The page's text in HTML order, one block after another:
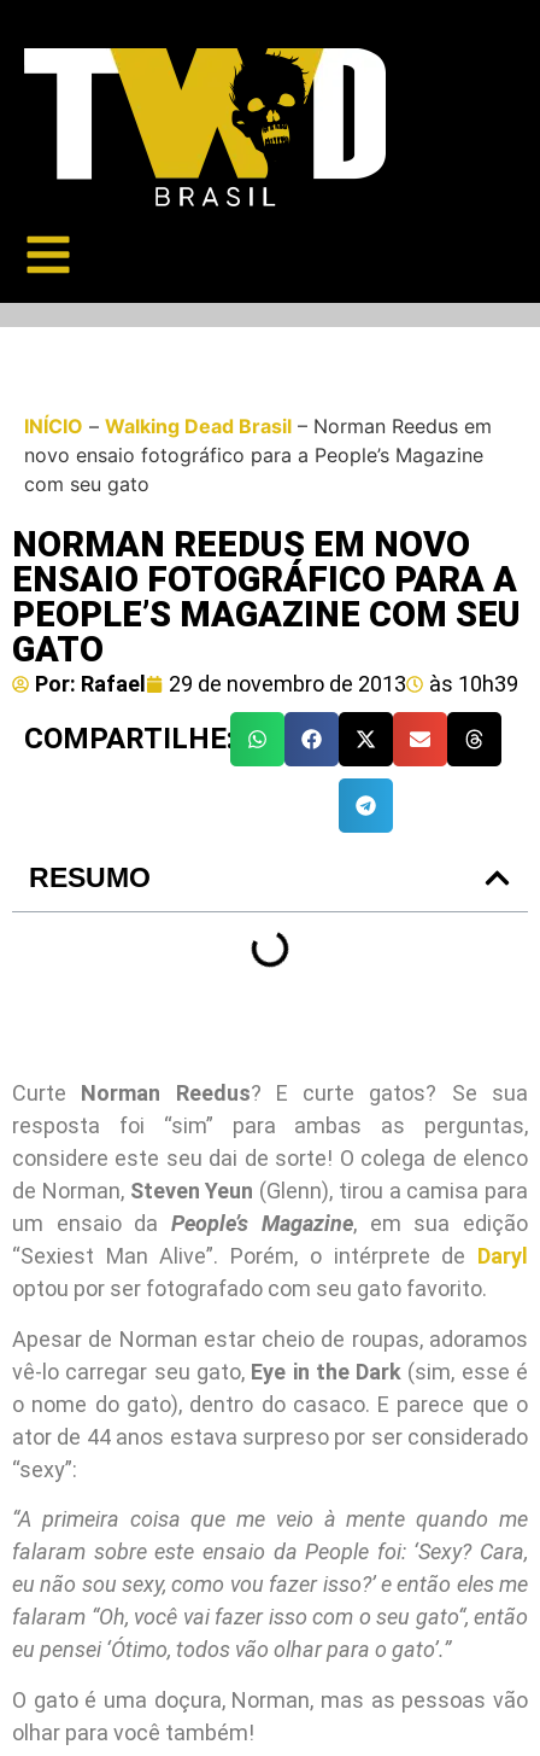
INÍCIO – Walking Dead Brasil – Norman Reedus em
novo ensaio fotográfico para a People’s Magazine
com seu gato
NORMAN REEDUS EM NOVO
ENSAIO FOTOGRÁFICO PARA A
PEOPLE’S MAGAZINE COM SEU
GATO
Por: Rafael 29 de novembro de 2013 às 10h39
COMPARTILHE:
RESUMO
Curte Norman Reedus? E curte gatos? Se sua
resposta foi “sim” para ambas as perguntas,
considere este seu dai de sorte! O colega de elenco
de Norman, Steven Yeun (Glenn), tirou a camisa para
um ensaio daPeople’s Magazine, em sua edição
“Sexiest Man Alive”. Porém, o intérprete de Daryl
optou por ser fotografado com seu gato favorito.
Apesar de Norman estar cheio de roupas, adoramos
vê-lo carregar seu gato, Eye in the Dark (sim, esse é
o nome do gato), dentro do casaco. E parece que o
ator de 44 anos estava surpreso por ser considerado
“sexy”:
“A primeira coisa que me veio à mente quando me
falaram sobre este ensaio da People foi: ‘Sexy? Cara,
eu não sou sexy, como vou fazer isso?’ e então eles me
falaram “Oh, você vai fazer isso com o seu gato“, então
eu pensei ‘Ótimo, todos vão olhar para o gato’.”
O gato é uma doçura, Norman, mas as pessoas vão
olhar para você também!